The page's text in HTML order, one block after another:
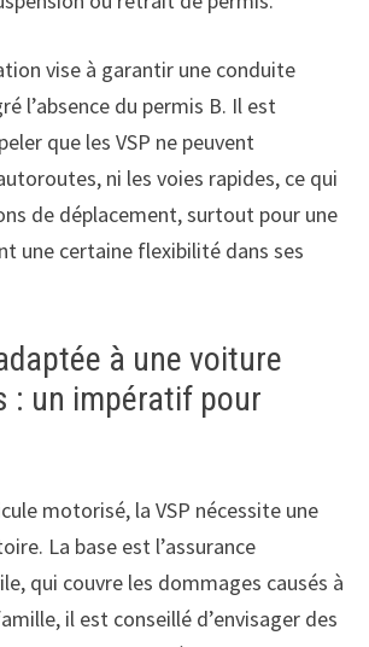
vise à garantir une conduite
l’absence du permis B. Il est
que les VSP ne peuvent
ni les voies rapides, ce qui
de déplacement, surtout pour une
une certaine flexibilité dans ses
à une voiture
: un impératif pour
motorisé, la VSP nécessite une
La base est l’assurance
qui couvre les dommages causés à
il est conseillé d’envisager des